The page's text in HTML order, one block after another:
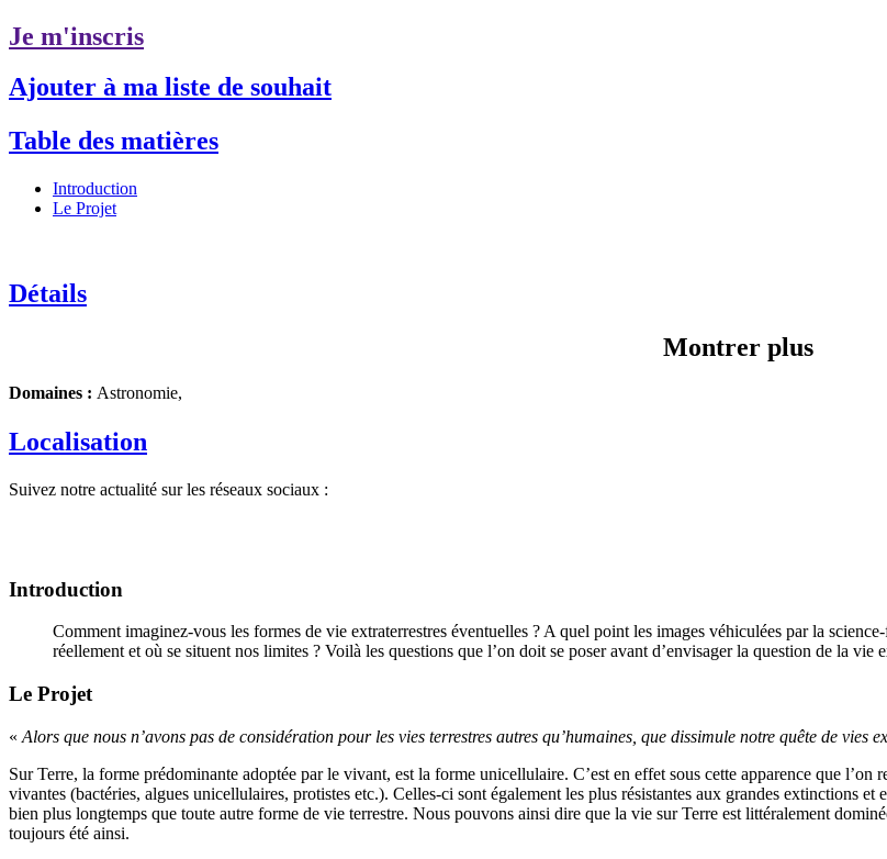
Je m'inscris
Ajouter à ma liste de souhait
Table des matières
Introduction
Le Projet
Détails
Montrer plus
Domaines : Astronomie,
Localisation
Suivez notre actualité sur les réseaux sociaux :
Introduction
Comment imaginez-vous les formes de vie extraterrestres éventuelles ? A quel point les images véhiculées par la
réellement et où se situent nos limites ? Voilà les questions que l’on doit se poser avant d’envisager la question de la vie
Le Projet
« Alors que nous n’avons pas de considération pour les vies terrestres autres qu’humaines, que dissimule notre quête de vies
Sur Terre, la forme prédominante adoptée par le vivant, est la forme unicellulaire. C’est en effet sous cette apparence que l’on
vivantes (bactéries, algues unicellulaires, protistes etc.). Celles-ci sont également les plus résistantes aux grandes extinctions et
bien plus longtemps que toute autre forme de vie terrestre. Nous pouvons ainsi dire que la vie sur Terre est littéralement
toujours été ainsi.